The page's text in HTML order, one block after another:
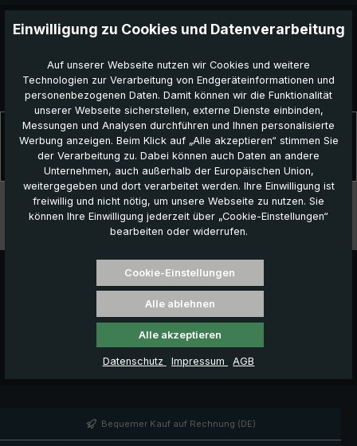
Dieses Produkt weiterempfehlen:
Beschreibung
Stilvoller Regenschutz bei nassem Wetter! Der „birdiepal classic“ ist
der Klassiker unter den Golf-Regenschirmen. Der formsc…
Technische Daten
Bequemer Kauf auf Rechnung (DE)
Einwilligung zu Cookies und Datenverarbeitung
Auf unserer Webseite nutzen wir Cookies und weitere
Technologien zur Verarbeitung von Endgeräteinformationen und
personenbezogenen Daten. Damit können wir die Funktionalität
unserer Webseite sicherstellen, externe Dienste einbinden,
Messungen und Analysen durchführen und Ihnen personalisierte
Werbung anzeigen. Beim Klick auf „Alle akzeptieren“ stimmen Sie
der Verarbeitung zu. Dabei können auch Daten an andere
Unternehmen, auch außerhalb der Europäischen Union,
weitergegeben und dort verarbeitet werden. Ihre Einwilligung ist
freiwillig und nicht nötig, um unsere Webseite zu nutzen. Sie
können Ihre Einwilligung jederzeit über „Cookie-Einstellungen“
bearbeiten oder widerrufen.
Cookie-Einstellungen
Alle ablehnen
Alle akzeptieren
Datenschutz Impressum AGB